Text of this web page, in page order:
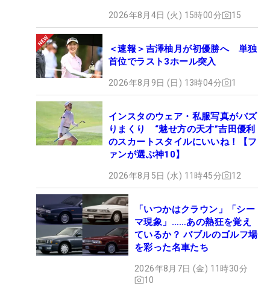
2026年8月4日 (火) 15時00分 15
＜速報＞吉澤柚月が初優勝へ 単独
首位でラスト3ホール突入
2026年8月9日 (日) 13時04分 1
インスタのウェア・私服写真がバズ
りまくり “魅せ方の天才”吉田優利
のスカートスタイルにいいね！【フ
ァンが選ぶ神10】
2026年8月5日 (水) 11時45分 12
「いつかはクラウン」「シー
マ現象」……あの熱狂を覚え
ているか？ バブルのゴルフ場
を彩った名車たち
2026年8月7日 (金) 11時30分
10